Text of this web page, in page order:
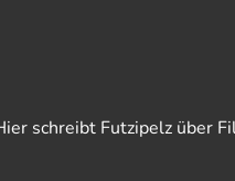
schreibt Futzipelz über